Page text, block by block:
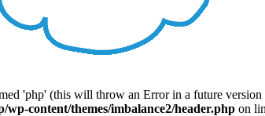
'php' (this will throw an Error in a future
content/themes/imbalance2/header.php on